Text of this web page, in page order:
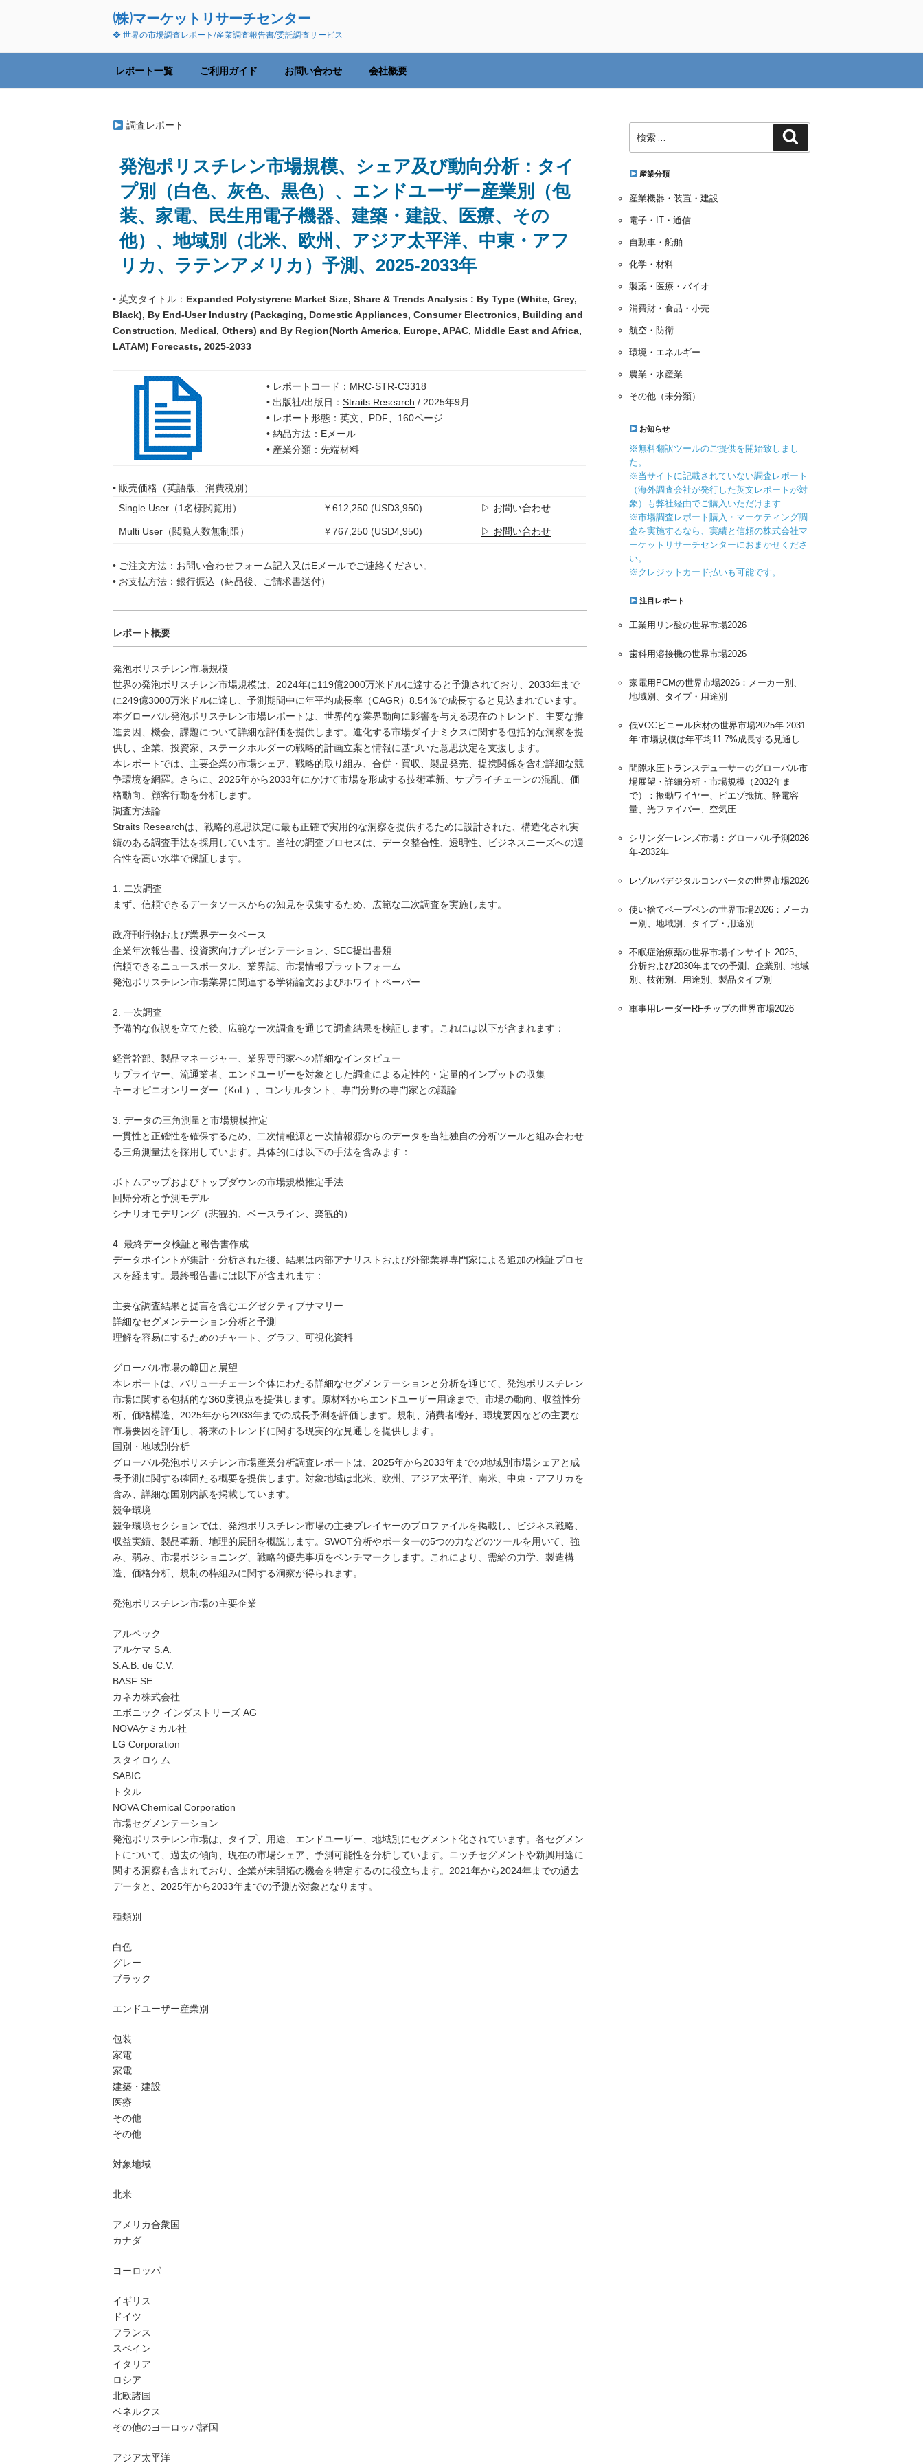
ン
へ
(株)マーケットリサーチセンター
❖ 世界の市場調査レポート/産業調査報告書/委託調査サービス
レポート一覧 ご利用ガイド お問い合わせ 会社概要
調査レポート
発泡ポリスチレン市場規模、シェア及び動向分析：タイ
プ別（白色、灰色、黒色）、エンドユーザー産業別（包
装、家電、民生用電子機器、建築・建設、医療、その
他）、地域別（北米、欧州、アジア太平洋、中東・アフ
リカ、ラテンアメリカ）予測、2025-2033年
• 英文タイトル： Expanded Polystyrene Market Size, Share & Trends Analysis : By Type (White, Grey,
Black), By End-User Industry (Packaging, Domestic Appliances, Consumer Electronics, Building and
Construction, Medical, Others) and By Region(North America, Europe, APAC, Middle East and Africa,
LATAM) Forecasts, 2025-2033
• レポートコード：MRC-STR-C3318
• 出版社/出版日： Straits Research / 2025年9月
• レポート形態：英文、PDF、160ページ
• 納品方法：Eメール
• 産業分類：先端材料
• 販売価格（英語版、消費税別）
Single User（1名様閲覧用）
￥612,250 (USD3,950) ▷ お問い合わせ
Multi User（閲覧人数無制限） ￥767,250 (USD4,950) ▷ お問い合わせ
• ご注文方法：お問い合わせフォーム記入又はEメールでご連絡ください。
• お支払方法：銀行振込（納品後、ご請求書送付）
レポート概要
発泡ポリスチレン市場規模
世界の発泡ポリスチレン市場規模は、2024年に119億2000万米ドルに達すると予測されており、2033年まで
に249億3000万米ドルに達し、予測期間中に年平均成長率（CAGR）8.54％で成長すると見込まれています。
本グローバル発泡ポリスチレン市場レポートは、世界的な業界動向に影響を与える現在のトレンド、主要な推
進要因、機会、課題について詳細な評価を提供します。進化する市場ダイナミクスに関する包括的な洞察を提
供し、企業、投資家、ステークホルダーの戦略的計画立案と情報に基づいた意思決定を支援します。
本レポートでは、主要企業の市場シェア、戦略的取り組み、合併・買収、製品発売、提携関係を含む詳細な競
争環境を網羅。さらに、2025年から2033年にかけて市場を形成する技術革新、サプライチェーンの混乱、価
格動向、顧客行動を分析します。
調査方法論
Straits Researchは、戦略的意思決定に最も正確で実用的な洞察を提供するために設計された、構造化され実
績のある調査手法を採用しています。当社の調査プロセスは、データ整合性、透明性、ビジネスニーズへの適
合性を高い水準で保証します。
1. 二次調査
まず、信頼できるデータソースからの知見を収集するため、広範な二次調査を実施します。
政府刊行物および業界データベース
企業年次報告書、投資家向けプレゼンテーション、SEC提出書類
信頼できるニュースポータル、業界誌、市場情報プラットフォーム
発泡ポリスチレン市場業界に関連する学術論文およびホワイトペーパー
2. 一次調査
予備的な仮説を立てた後、広範な一次調査を通じて調査結果を検証します。これには以下が含まれます：
経営幹部、製品マネージャー、業界専門家への詳細なインタビュー
サプライヤー、流通業者、エンドユーザーを対象とした調査による定性的・定量的インプットの収集
キーオピニオンリーダー（KoL）、コンサルタント、専門分野の専門家との議論
3. データの三角測量と市場規模推定
一貫性と正確性を確保するため、二次情報源と一次情報源からのデータを当社独自の分析ツールと組み合わせ
る三角測量法を採用しています。具体的には以下の手法を含みます：
ボトムアップおよびトップダウンの市場規模推定手法
回帰分析と予測モデル
シナリオモデリング（悲観的、ベースライン、楽観的）
4. 最終データ検証と報告書作成
データポイントが集計・分析された後、結果は内部アナリストおよび外部業界専門家による追加の検証プロセ
スを経ます。最終報告書には以下が含まれます：
主要な調査結果と提言を含むエグゼクティブサマリー
詳細なセグメンテーション分析と予測
理解を容易にするためのチャート、グラフ、可視化資料
グローバル市場の範囲と展望
本レポートは、バリューチェーン全体にわたる詳細なセグメンテーションと分析を通じて、発泡ポリスチレン
市場に関する包括的な360度視点を提供します。原材料からエンドユーザー用途まで、市場の動向、収益性分
析、価格構造、2025年から2033年までの成長予測を評価します。規制、消費者嗜好、環境要因などの主要な
市場要因を評価し、将来のトレンドに関する現実的な見通しを提供します。
国別・地域別分析
グローバル発泡ポリスチレン市場産業分析調査レポートは、2025年から2033年までの地域別市場シェアと成
長予測に関する確固たる概要を提供します。対象地域は北米、欧州、アジア太平洋、南米、中東・アフリカを
含み、詳細な国別内訳を掲載しています。
競争環境
競争環境セクションでは、発泡ポリスチレン市場の主要プレイヤーのプロファイルを掲載し、ビジネス戦略、
収益実績、製品革新、地理的展開を概説します。SWOT分析やポーターの5つの力などのツールを用いて、強
み、弱み、市場ポジショニング、戦略的優先事項をベンチマークします。これにより、需給の力学、製造構
造、価格分析、規制の枠組みに関する洞察が得られます。
発泡ポリスチレン市場の主要企業
アルペック
アルケマ S.A.
S.A.B. de C.V.
BASF SE
カネカ株式会社
エボニック インダストリーズ AG
NOVAケミカル社
LG Corporation
スタイロケム
SABIC
トタル
NOVA Chemical Corporation
市場セグメンテーション
発泡ポリスチレン市場は、タイプ、用途、エンドユーザー、地域別にセグメント化されています。各セグメン
トについて、過去の傾向、現在の市場シェア、予測可能性を分析しています。ニッチセグメントや新興用途に
関する洞察も含まれており、企業が未開拓の機会を特定するのに役立ちます。2021年から2024年までの過去
データと、2025年から2033年までの予測が対象となります。
種類別
白色
グレー
ブラック
エンドユーザー産業別
包装
家電
家電
建築・建設
医療
その他
その他
対象地域
北米
アメリカ合衆国
カナダ
ヨーロッパ
イギリス
ドイツ
フランス
スペイン
イタリア
ロシア
北欧諸国
ベネルクス
その他のヨーロッパ諸国
アジア太平洋
索:
産業分類
産業機器・装置・建設
電子・IT・通信
自動車・船舶
化学・材料
製薬・医療・バイオ
消費財・食品・小売
航空・防衛
環境・エネルギー
農業・水産業
その他（未分類）
お知らせ
※無料翻訳ツールのご提供を開始致しまし
た。
※当サイトに記載されていない調査レポート
（海外調査会社が発行した英文レポートが対
象）も弊社経由でご購入いただけます
※市場調査レポート購入・マーケティング調
査を実施するなら、実績と信頼の株式会社マ
ーケットリサーチセンターにおまかせくださ
い。
※クレジットカード払いも可能です。
注目レポート
工業用リン酸の世界市場2026
歯科用溶接機の世界市場2026
家電用PCMの世界市場2026：メーカー別、
地域別、タイプ・用途別
低VOCビニール床材の世界市場2025年-2031
年:市場規模は年平均11.7%成長する見通し
間隙水圧トランスデューサーのグローバル市
場展望・詳細分析・市場規模（2032年ま
で）：振動ワイヤー、ピエゾ抵抗、静電容
量、光ファイバー、空気圧
シリンダーレンズ市場：グローバル予測2026
年-2032年
レゾルバデジタルコンバータの世界市場2026
使い捨てベープペンの世界市場2026：メーカ
ー別、地域別、タイプ・用途別
不眠症治療薬の世界市場インサイト 2025、
分析および2030年までの予測、企業別、地域
別、技術別、用途別、製品タイプ別
軍事用レーダーRFチップの世界市場2026